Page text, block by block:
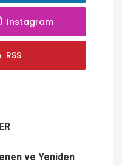
Instagram
RSS
ve Yeniden